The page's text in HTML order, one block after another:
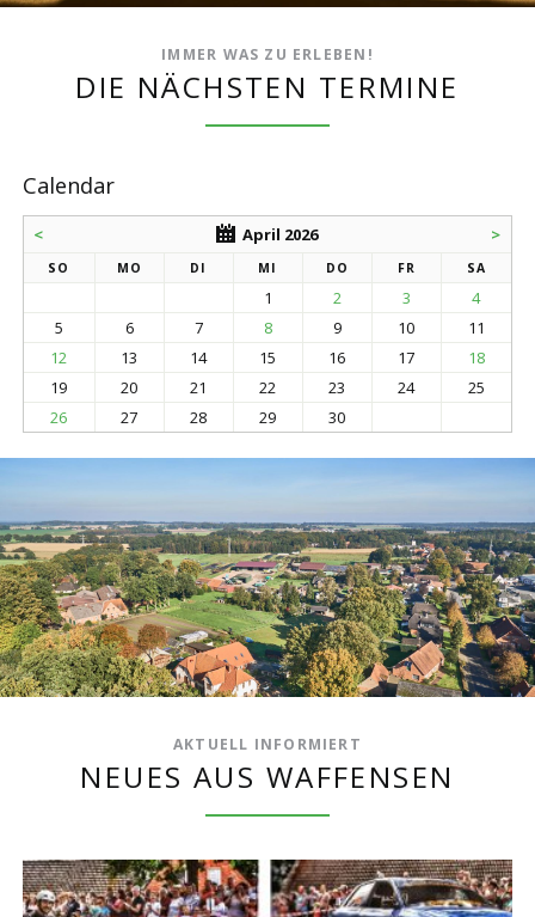
IMMER WAS ZU ERLEBEN!
DIE NÄCHSTEN TERMINE
Calendar
< April 2026 >
SO MO DI MI DO FR SA
1 2 3
4
5
6 7 8 9 10
11
12
13 14 15 16 17
18
19
20 21 22 23 24
25
26
27 28 29 30
AKTUELL INFORMIERT
NEUES AUS WAFFENSEN